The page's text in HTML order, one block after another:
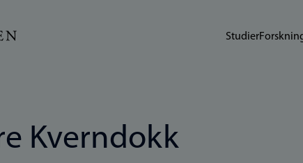
Studier
Kverndokk